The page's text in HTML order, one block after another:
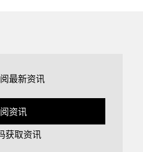
最新资讯
资讯
获取资讯